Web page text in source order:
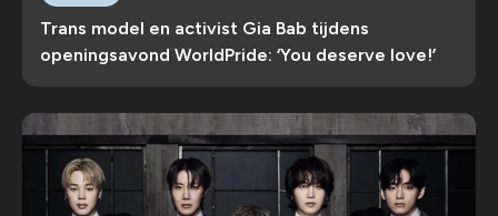
Trans model en activist Gia Bab tijdens
openingsavond WorldPride: ‘You deserve love!’